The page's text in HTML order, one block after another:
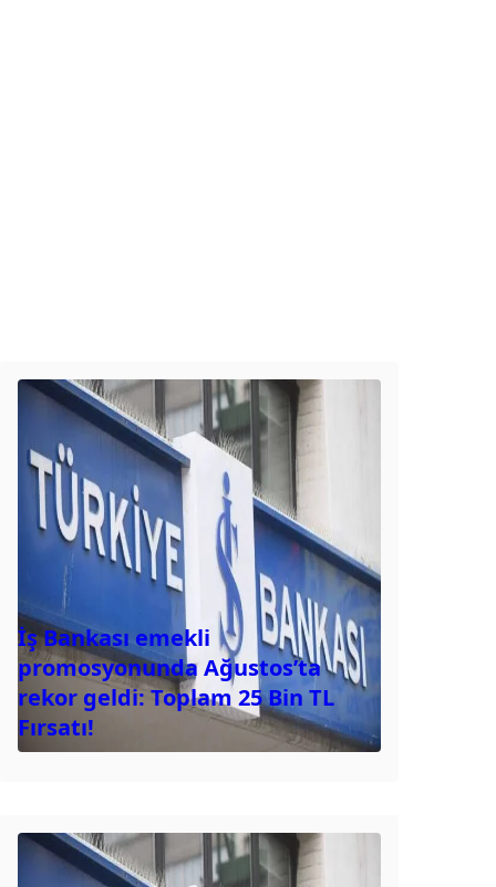
İş Bankası emekli
promosyonunda Ağustos’ta
rekor geldi: Toplam 25 Bin TL
Fırsatı!